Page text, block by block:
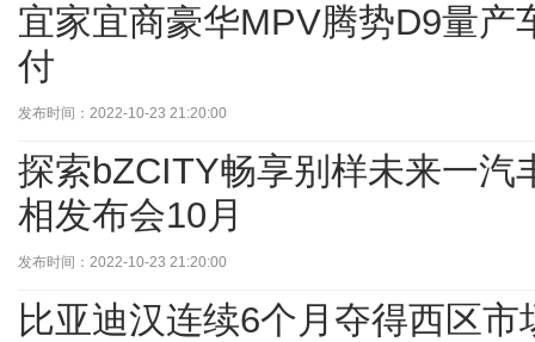
宜家宜商豪华MPV腾势D9量产
付
发布时间：2022-10-23 21:20:00
探索bZCITY畅享别样未来一汽
相发布会10月
发布时间：2022-10-23 21:20:00
比亚迪汉连续6个月夺得西区